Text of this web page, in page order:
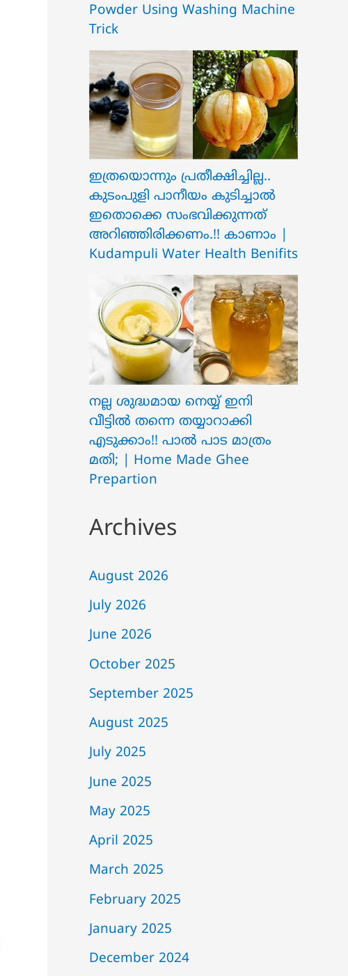
Powder Using Washing Machine
Trick
ഇത്രയൊന്നും പ്രതീക്ഷിച്ചില്ല..
ക‍ു‌ടംപുളി പാനീയം കുടിച്ചാൽ
ഇതൊക്കെ സംഭവിക്കുന്നത്
അറിഞ്ഞിരിക്കണം.!! കാണാം |
Kudampuli Water Health Benifits
നല്ല ശുദ്ധമായ നെയ്യ് ഇനി
വീട്ടിൽ തന്നെ തയ്യാറാക്കി
എടുക്കാം!! പാൽ പാട മാത്രം
മതി; | Home Made Ghee
Prepartion
Archives
August 2026
July 2026
June 2026
October 2025
September 2025
August 2025
July 2025
June 2025
May 2025
April 2025
March 2025
February 2025
January 2025
December 2024